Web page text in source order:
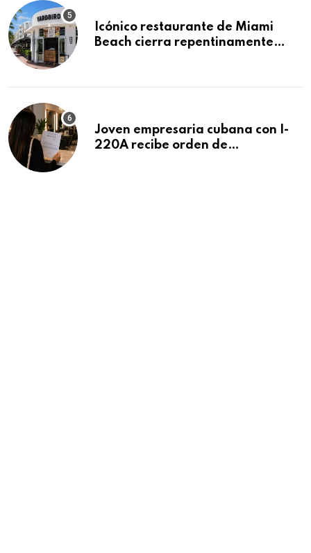
Icónico restaurante de Miami
Beach cierra repentinamente
Joven empresaria cubana con I-
220A recibe orden de